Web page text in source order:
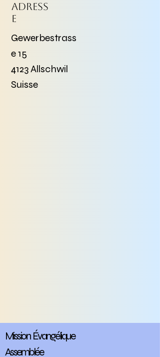
Adress
e
Gewerbestrass
e 15
4123 Allschwil
Suisse
Mission Évangélique
Assemblée